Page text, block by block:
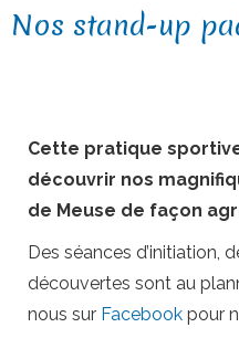
Nos stand-up
Cette pratique
découvrir nos
de Meuse de façon
Des séances d’initiation,
découvertes sont au
nous sur Facebook pour